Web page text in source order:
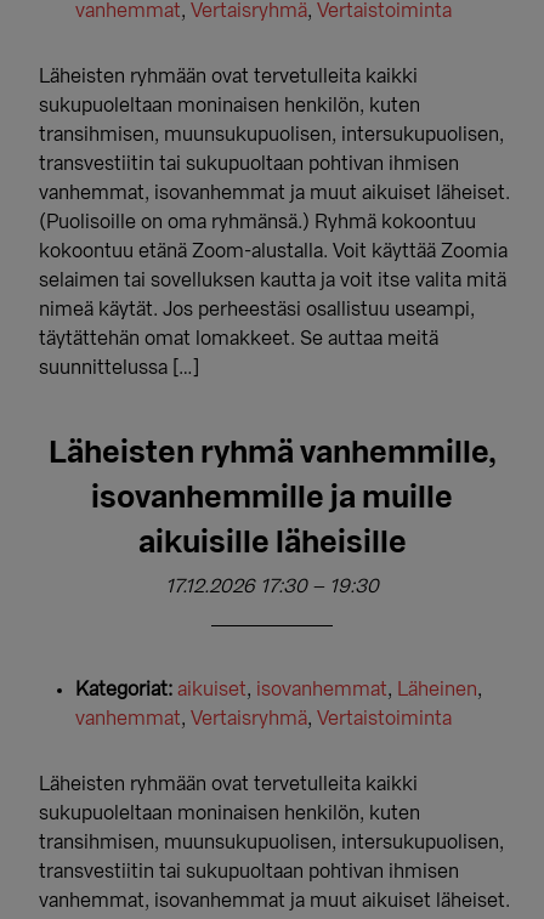
vanhemmat,Vertaisryhmä,Vertaistoiminta
Läheisten ryhmään ovat tervetulleita kaikki
sukupuoleltaan moninaisen henkilön, kuten
transihmisen, muunsukupuolisen, intersukupuolisen,
transvestiitin tai sukupuoltaan pohtivan ihmisen
vanhemmat, isovanhemmat ja muut aikuiset läheiset.
(Puolisoille on oma ryhmänsä.) Ryhmä kokoontuu
kokoontuu etänä Zoom-alustalla. Voit käyttää Zoomia
selaimen tai sovelluksen kautta ja voit itse valita mitä
nimeä käytät. Jos perheestäsi osallistuu useampi,
täytättehän omat lomakkeet. Se auttaa meitä
suunnittelussa […]
Läheisten ryhmä vanhemmille,
isovanhemmille ja muille
aikuisille läheisille
17.12.2026 17:30– 19:30
Kategoriat: aikuiset, isovanhemmat, Läheinen,
vanhemmat,Vertaisryhmä,Vertaistoiminta
Läheisten ryhmään ovat tervetulleita kaikki
sukupuoleltaan moninaisen henkilön, kuten
transihmisen, muunsukupuolisen, intersukupuolisen,
transvestiitin tai sukupuoltaan pohtivan ihmisen
vanhemmat, isovanhemmat ja muut aikuiset läheiset.